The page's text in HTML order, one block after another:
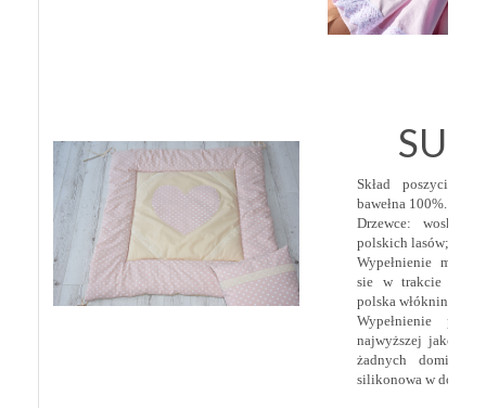
Skład poszycia:
bawełna 100%.
Drzewce:
polskich lasów;
Wypełnienie maty:
sie w trakcie
polska włóknina
Wypełnienie
najwyższej jakości,
żadnych
silikonowa w dotyku